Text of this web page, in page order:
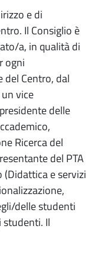
e di
Il Consiglio è
a, in qualità di
ogni
Centro, dal
vice
delle
Ricerca del
del PTA
e servizi
delle studenti
Il